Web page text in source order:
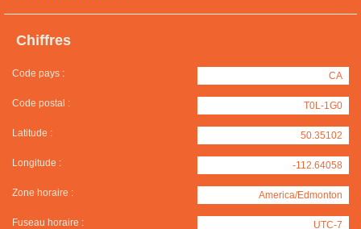
Chiffres
Code pays : CA
Code postal : T0L-1G0
Latitude : 50.35102
Longitude : -112.64058
Zone horaire : America/Edmonton
Fuseau horaire : UTC-7